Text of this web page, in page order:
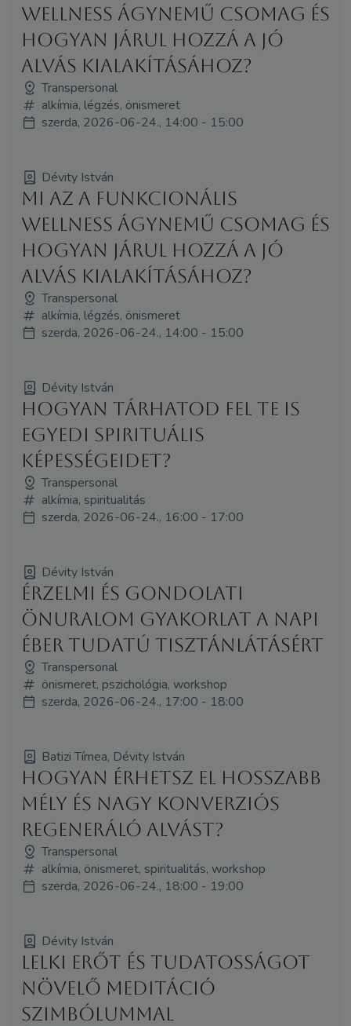
wellness ágynemű csomag és
hogyan járul hozzá a jó
alvás kialakításához?
Transpersonal
alkímia, légzés, önismeret
szerda, 2026-06-24., 14:00 - 15:00
Dévity István
Mi az a funkcionális
wellness ágynemű csomag és
hogyan járul hozzá a jó
alvás kialakításához?
Transpersonal
alkímia, légzés, önismeret
szerda, 2026-06-24., 14:00 - 15:00
Dévity István
Hogyan tárhatod fel te is
egyedi spirituális
képességeidet?
Transpersonal
alkímia, spiritualitás
szerda, 2026-06-24., 16:00 - 17:00
Dévity István
Érzelmi és gondolati
önuralom gyakorlat a napi
éber tudatú tisztánlátásért
Transpersonal
önismeret, pszichológia, workshop
szerda, 2026-06-24., 17:00 - 18:00
Batizi Tímea, Dévity István
Hogyan érhetsz el hosszabb
mély és nagy konverziós
regeneráló alvást?
Transpersonal
alkímia, önismeret, spiritualitás, workshop
szerda, 2026-06-24., 18:00 - 19:00
Dévity István
LELKI ERŐT ÉS TUDATOSSÁGOT
NÖVELŐ MEDITÁCIÓ
SZIMBÓLUMMAL